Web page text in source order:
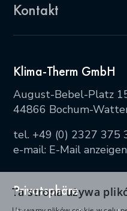
Kontakt
Klima-Therm GmbH
August-Bebel-Platz
44866 Bochum-
tel. +49 (0) 2327 375
e-mail: E-Mail anzeigen
Privatsphäre
Ta strona używa